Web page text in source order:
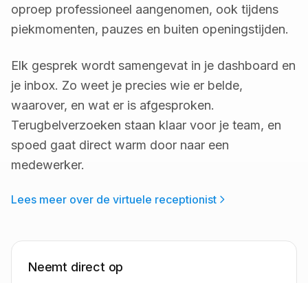
oproep professioneel aangenomen, ook tijdens
piekmomenten, pauzes en buiten openingstijden.
Elk gesprek wordt samengevat in je dashboard en
je inbox. Zo weet je precies wie er belde,
waarover, en wat er is afgesproken.
Terugbelverzoeken staan klaar voor je team, en
spoed gaat direct warm door naar een
medewerker.
Lees meer over de virtuele receptionist
Neemt direct op